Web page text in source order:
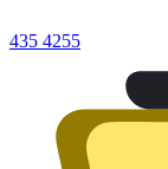
435 4255